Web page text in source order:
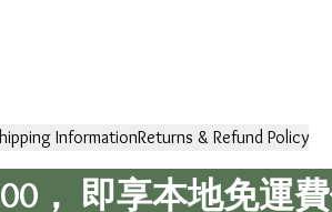
InformationReturns & Refund Policy
， 即享本地免運費